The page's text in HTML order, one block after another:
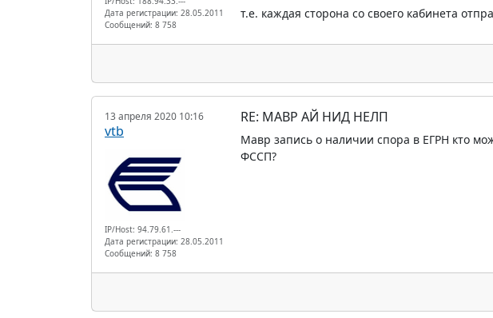
Дата регистрации: 28.05.2011
Сообщений: 8 758
т.е. каждая сторона со своего кабинета
13 апреля 2020 10:16
vtb
IP/Host: 94.79.61.---
Дата регистрации: 28.05.2011
Сообщений: 8 758
RE: МАВР АЙ НИД НЕЛП
Мавр запись о наличии спора в ЕГРН кто
ФССП?